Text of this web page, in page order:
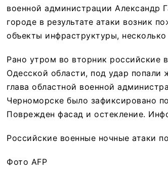
военной администрации
городе в результате атаки возник
объекты инфраструктуры,
Рано утром во вторник российские
Одесской области, под удар
глава областной военной
Черноморске было зафиксировано
Поврежден фасад и остекление.
Российские военные ночные атаки
Фото AFP